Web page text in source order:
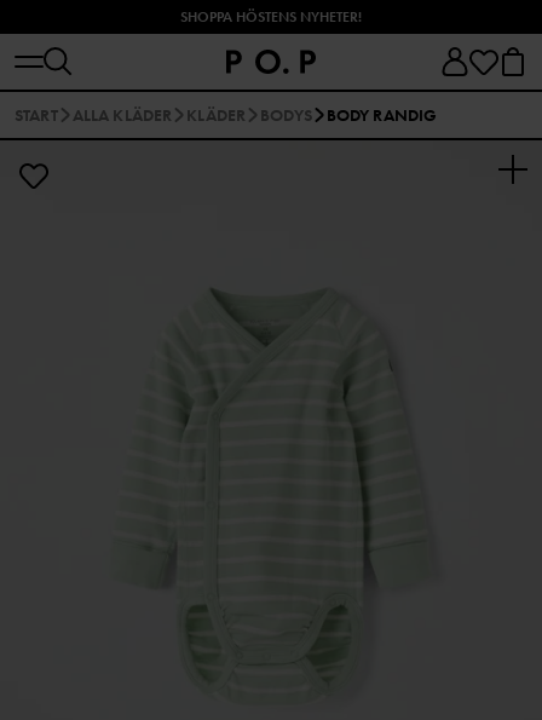
SHOPPA HÖSTENS NYHETER!
START ALLA KLÄDER KLÄDER BODYS BODY RANDIG